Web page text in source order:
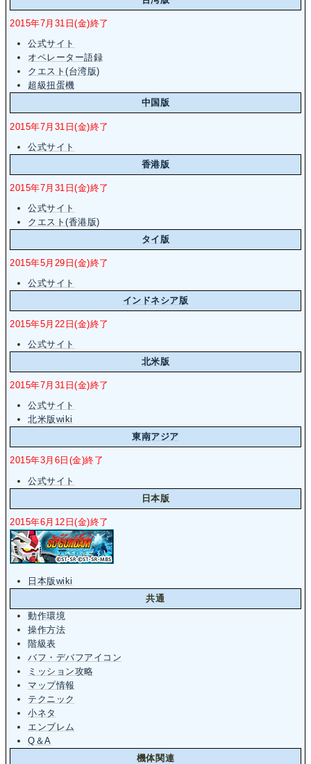
2015年7月31日(金)終了
公式サイト
オペレーター語録
クエスト(台湾版)
超級扭蛋機
中国版
2015年7月31日(金)終了
公式サイト
香港版
2015年7月31日(金)終了
公式サイト
クエスト(香港版)
タイ版
2015年5月29日(金)終了
公式サイト
インドネシア版
2015年5月22日(金)終了
公式サイト
北米版
2015年7月31日(金)終了
公式サイト
北米版wiki
東南アジア
2015年3月6日(金)終了
公式サイト
日本版
2015年6月12日(金)終了
日本版wiki
共通
動作環境
操作方法
階級表
バフ・デバフアイコン
ミッション攻略
マップ情報
テクニック
小ネタ
エンブレム
Q＆A
機体関連